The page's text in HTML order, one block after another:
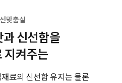
맞춤실
신선함을
지켜주는
료의 신선함 유지는 물론